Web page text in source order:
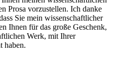
Prosa vorzustellen. Ich danke
Sie mein wissenschaftlicher
Ihnen für das große Geschenk,
Werk, mit Ihrer
haben.